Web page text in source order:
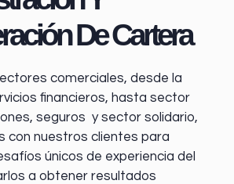
De Cartera
comerciales, desde la
financieros, hasta sector
seguros y sector solidario,
con nuestros clientes para
únicos de experiencia del
a obtener resultados